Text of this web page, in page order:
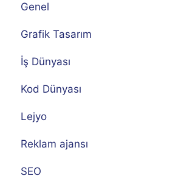
Genel
Grafik Tasarım
İş Dünyası
Kod Dünyası
Lejyo
Reklam ajansı
SEO